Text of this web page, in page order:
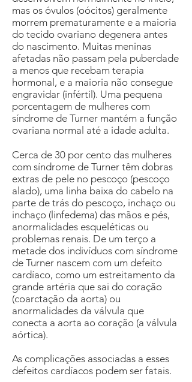
mas os óvulos (oócitos) geralmente
morrem prematuramente e a maioria
do tecido ovariano degenera antes
do nascimento. Muitas meninas
afetadas não passam pela puberdade
a menos que recebam terapia
hormonal, e a maioria não consegue
engravidar (infértil). Uma pequena
porcentagem de mulheres com
síndrome de Turner mantém a função
ovariana normal até a idade adulta.
Cerca de 30 por cento das mulheres
com síndrome de Turner têm dobras
extras de pele no pescoço (pescoço
alado), uma linha baixa do cabelo na
parte de trás do pescoço, inchaço ou
inchaço (linfedema) das mãos e pés,
anormalidades esqueléticas ou
problemas renais. De um terço a
metade dos indivíduos com síndrome
de Turner nascem com um defeito
cardíaco, como um estreitamento da
grande artéria que sai do coração
(coarctação da aorta) ou
anormalidades da válvula que
conecta a aorta ao coração (a válvula
aórtica).
As complicações associadas a esses
defeitos cardíacos podem ser fatais.